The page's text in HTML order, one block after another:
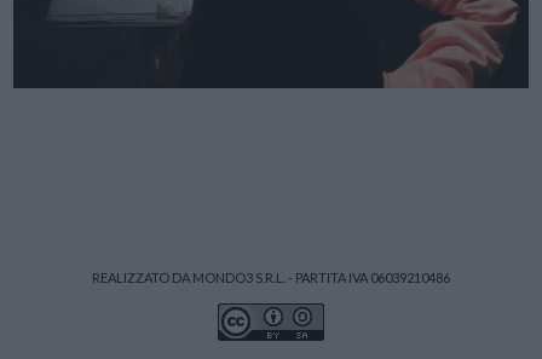
REALIZZATO DA MONDO3 S.R.L. - PARTITA IVA 06039210486